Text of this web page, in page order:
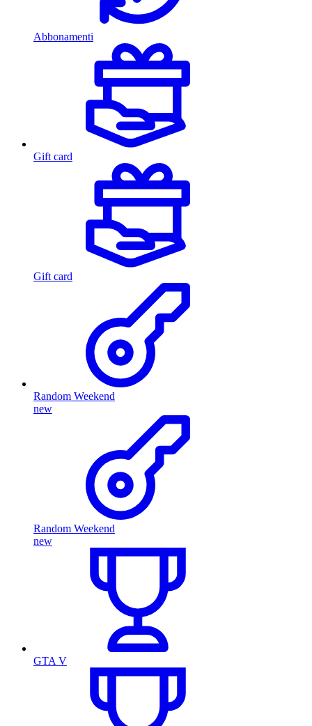
Abbonamenti
Gift card
Gift card
Random Weekend
new
Random Weekend
new
GTA V